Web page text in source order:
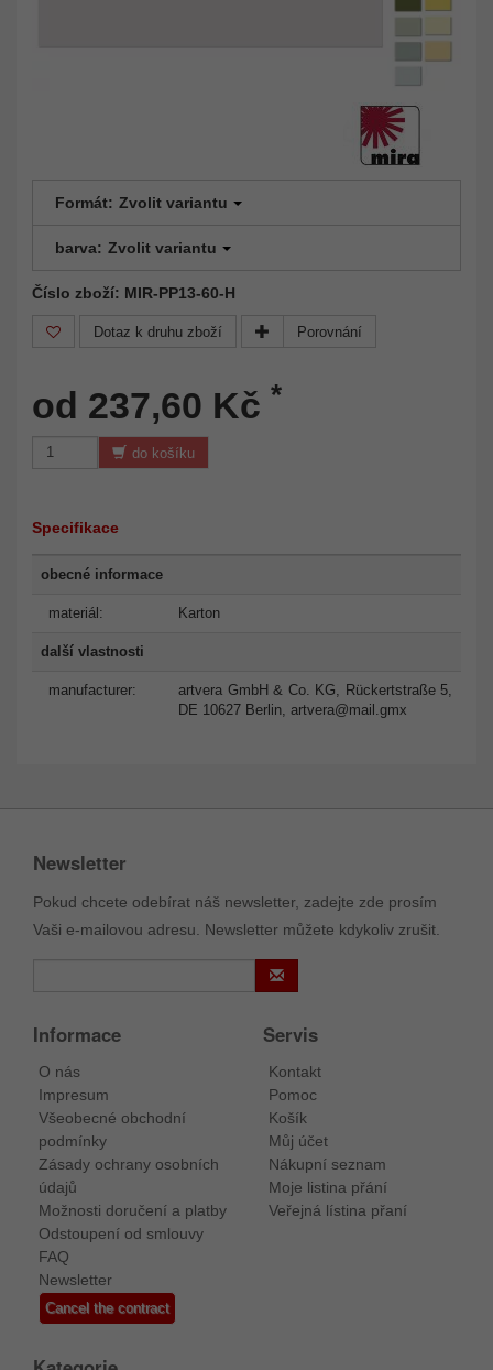
Formát: Zvolit variantu
barva: Zvolit variantu
Číslo zboží: MIR-PP13-60-H
Dotaz k druhu zboží Porovnání
od 237,60 Kč *
do košíku
Specifikace
obecné informace
materiál: Karton
další vlastnosti
manufacturer:
artvera GmbH & Co. KG, Rückertstraße 5,
DE 10627 Berlin, artvera@mail.gmx
Newsletter
Pokud chcete odebírat náš newsletter, zadejte zde prosím
Vaši e-mailovou adresu. Newsletter můžete kdykoliv zrušit.
Informace
O nás
Impresum
Všeobecné obchodní
podmínky
Zásady ochrany osobních
údajů
Možnosti doručení a platby
Odstoupení od smlouvy
FAQ
Newsletter
Cancel the contract
Servis
Kontakt
Pomoc
Košík
Můj účet
Nákupní seznam
Moje listina přání
Veřejná lístina přaní